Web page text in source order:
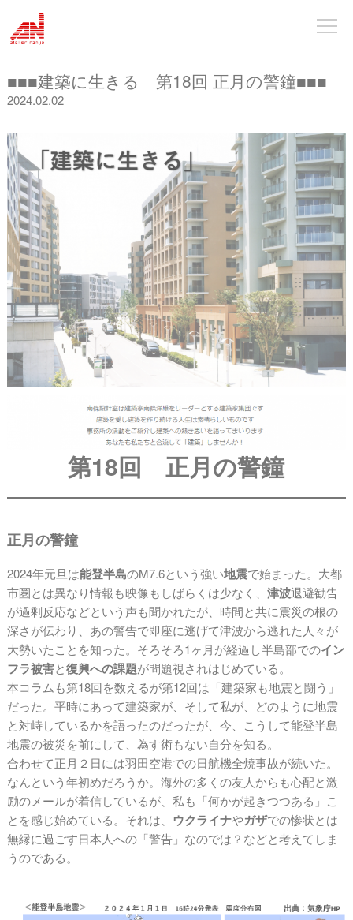
■■■建築に生きる 第18回 正月の警鐘■■■
2024.02.02
第18回正月の警鐘
正月の警鐘
2024年元旦は能登半島のM7.6という強い地震で始まった。大都
市圏とは異なり情報も映像もしばらくは少なく、 津波退避勧告
が過剰反応などという声も聞かれたが、時間と共に震災の根の
深さが伝わり、あの警告で即座に逃げて津波から逃れた人々が
大勢いたことを知った。そろそろ1ヶ月が経過し半島部でのイン
フラ被害と復興への課題が問題視されはじめている。
本コラムも第18回を数えるが第12回は「建築家も地震と闘う」
だった。平時にあって建築家が、そして私が、どのように地震
と対峙しているかを語ったのだったが、今、こうして能登半島
地震の被災を前にして、為す術もない自分を知る。
合わせて正月２日には羽田空港での日航機全焼事故が続いた。
なんという年初めだろうか。海外の多くの友人からも心配と激
励のメールが着信しているが、私も「何かが起きつつある」こ
とを感じ始めている。それは、 ウクライナやガザでの惨状とは
無縁に過ごす日本人への「警告」なのでは？などと考えてしま
うのである。